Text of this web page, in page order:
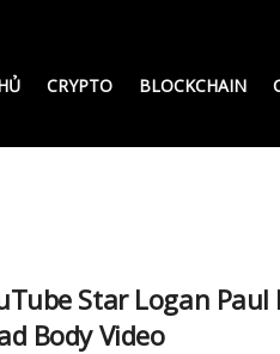
CRYPTO BLOCKCHAIN
Star Logan Paul
Body Video